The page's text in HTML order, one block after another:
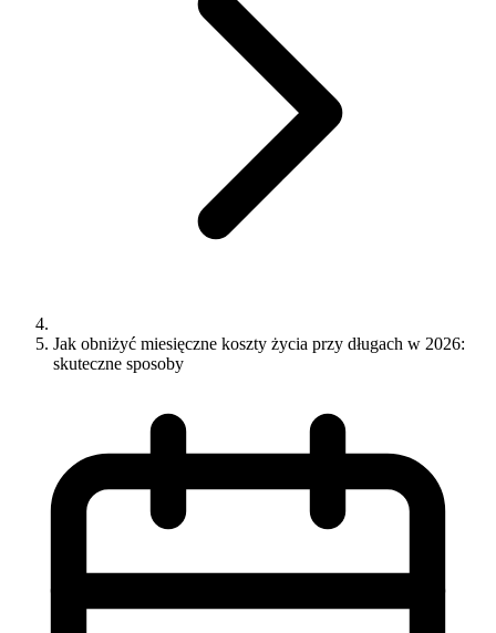
Jak obniżyć miesięczne koszty życia przy długach w 2026:
skuteczne sposoby